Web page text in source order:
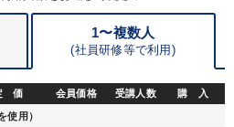
1〜複数人
(社員研修等で利用)
価 会員価格 受講人数 購 入
使用）